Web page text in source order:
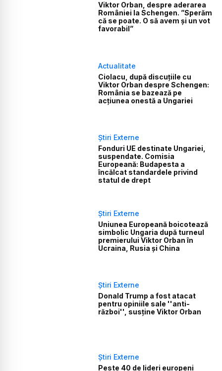
Viktor Orban, despre aderarea
României la Schengen. ”Sperăm
că se poate. O să avem şi un vot
favorabil”
Actualitate
Ciolacu, după discuțiile cu
Viktor Orban despre Schengen:
România se bazează pe
acțiunea onestă a Ungariei
Știri Externe
Fonduri UE destinate Ungariei,
suspendate. Comisia
Europeană: Budapesta a
încălcat standardele privind
statul de drept
Știri Externe
Uniunea Europeană boicotează
simbolic Ungaria după turneul
premierului Viktor Orban în
Ucraina, Rusia și China
Știri Externe
Donald Trump a fost atacat
pentru opiniile sale ''anti-
război'', susţine Viktor Orban
Știri Externe
Peste 40 de lideri europeni